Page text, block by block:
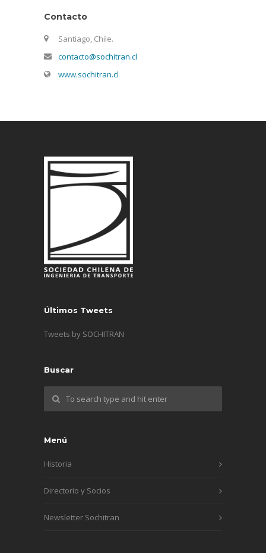
Contacto
Santiago, Chile.
contacto@sochitran.cl
www.sochitran.cl
Últimos Tweets
Tweets by SOCHITRAN
Buscar
Menú
Historia
Directorio y Socios
Newsletter Sochitran